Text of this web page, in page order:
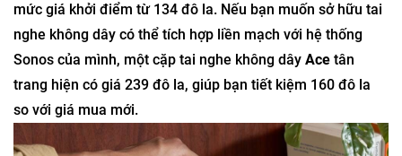
mức giá khởi điểm từ 134 đô la. Nếu bạn muốn sở hữu tai
nghe không dây có thể tích hợp liền mạch với hệ thống
Sonos của mình, một cặp tai nghe không dây Ace tân
trang hiện có giá 239 đô la, giúp bạn tiết kiệm 160 đô la
so với giá mua mới.